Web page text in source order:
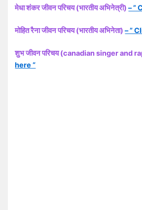
मेधा शंकर जीवन परिचय (भारतीय अभिनेत्री)– ”
मोहित रैना जीवन परिचय (भारतीय अभिनेता)– ”
शुभ जीवन परिचय (canadian singer and
here “